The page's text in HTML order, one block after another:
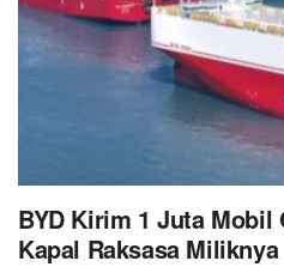
BYD Kirim 1 Juta Mobil
Kapal Raksasa Miliknya